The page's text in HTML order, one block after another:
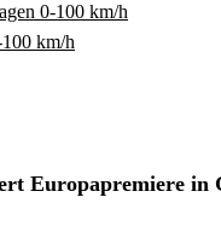
0-100 km/h
km/h
Europapremiere in